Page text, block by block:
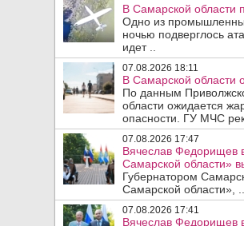
В Самарской области
Одно из
ночью подверглось
идет ..
07.08.2026 18:11
В Самарской области
По данным
области ожидается
опасности. ГУ МЧС
07.08.2026 17:47
Вячеслав Федорищев
Самарской области»
Губернатором
Самарской области», ..
07.08.2026 17:41
Вячеслав Федорищев